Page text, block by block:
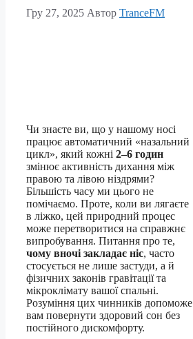
Гру 27, 2025 Автор TranceFM
Чи знаєте ви, що у нашому носі
працює автоматичний «назальний
цикл», який кожні 2–6 годин
змінює активність дихання між
правою та лівою ніздрями?
Більшість часу ми цього не
помічаємо. Проте, коли ви лягаєте
в ліжко, цей природний процес
може перетворитися на справжнє
випробування. Питання про те,
чому вночі закладає ніс, часто
стосується не лише застуди, а й
фізичних законів гравітації та
мікроклімату вашої спальні.
Розуміння цих чинників допоможе
вам повернути здоровий сон без
постійного дискомфорту.